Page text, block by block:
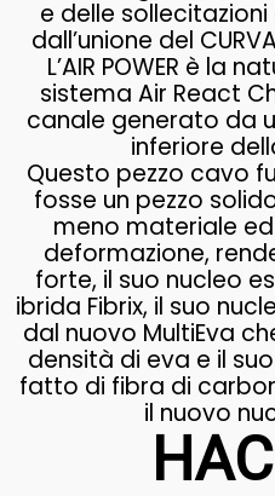
e delle
dall’unione del
L’AIR POWER è la
sistema Air React
canale generato da
inferiore
Questo pezzo cavo
fosse un pezzo
meno materiale
deformazione,
forte, il suo nucleo
ibrida Fibrix, il suo
dal nuovo MultiEva
densità di eva e il
fatto di fibra di
il nuovo